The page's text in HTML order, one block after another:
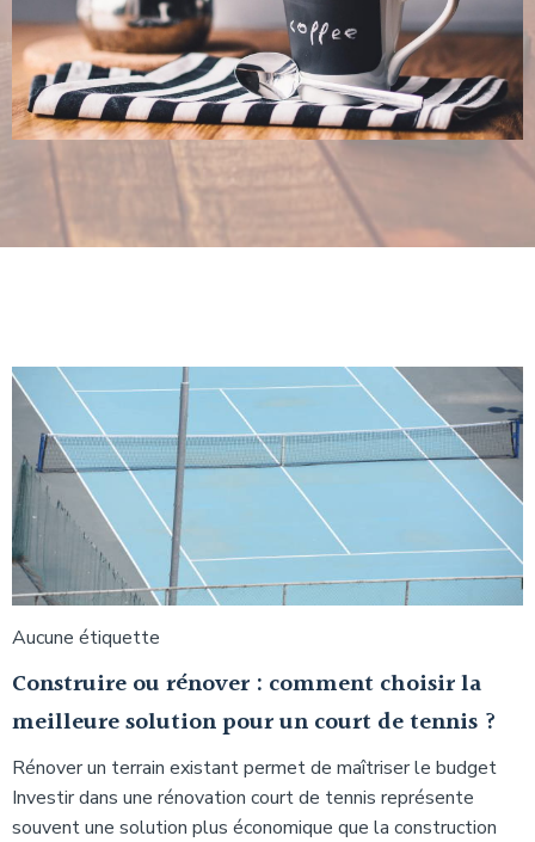
Aucune étiquette
Construire ou rénover : comment choisir la
meilleure solution pour un court de tennis ?
Rénover un terrain existant permet de maîtriser le budget
Investir dans une rénovation court de tennis représente
souvent une solution plus économique que la construction